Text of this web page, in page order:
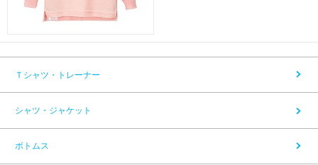
Ｔシャツ・トレーナー
シャツ・ジャケット
ボトムス